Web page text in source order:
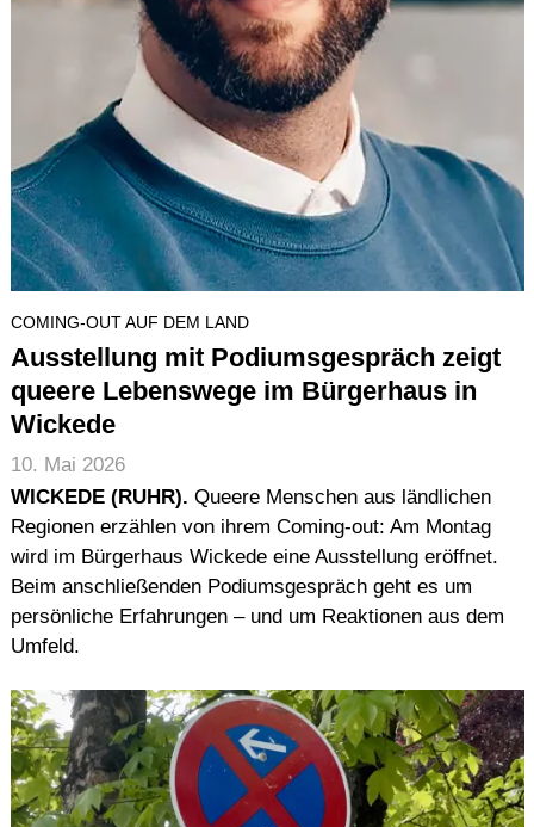
COMING-OUT AUF DEM LAND
Ausstellung mit Podiumsgespräch zeigt
queere Lebenswege im Bürgerhaus in
Wickede
10. Mai 2026
WICKEDE (RUHR). Queere Menschen aus ländlichen
Regionen erzählen von ihrem Coming-out: Am Montag
wird im Bürgerhaus Wickede eine Ausstellung eröffnet.
Beim anschließenden Podiumsgespräch geht es um
persönliche Erfahrungen – und um Reaktionen aus dem
Umfeld.